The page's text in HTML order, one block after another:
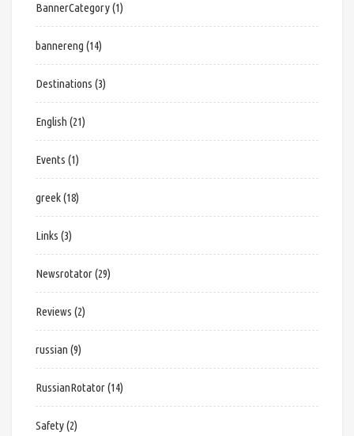
BannerCategory(1)
bannereng (14)
Destinations (3)
English (21)
Events (1)
greek(18)
Links (3)
Newsrotator(29)
Reviews (2)
russian (9)
RussianRotator(14)
Safety(2)